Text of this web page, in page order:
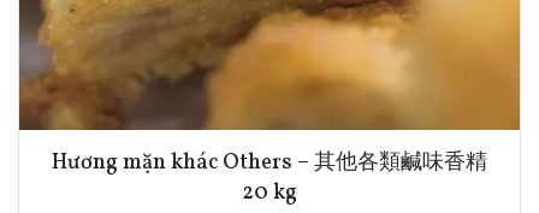
Hương mặn khác Others – 其他各類鹹味香精
20 kg